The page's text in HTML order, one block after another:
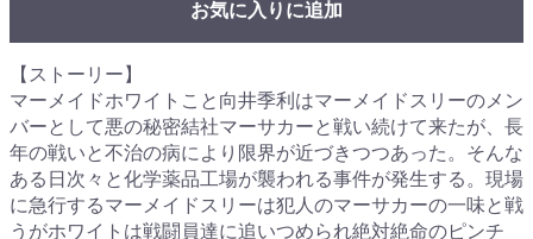
お気に入りに追加
【ストーリー】
マーメイドホワイトこと向井季利はマーメイドスリーのメン
バーとして悪の秘密結社マーサカーと戦い続けて来たが、長
年の戦いと不治の病により限界が近づきつつあった。そんな
ある日次々と化学薬品工場が襲われる事件が発生する。現場
に急行するマーメイドスリーは犯人のマーサカーの一味と戦
うがホワイトは戦闘員達に追いつめられ絶対絶命のピンチ